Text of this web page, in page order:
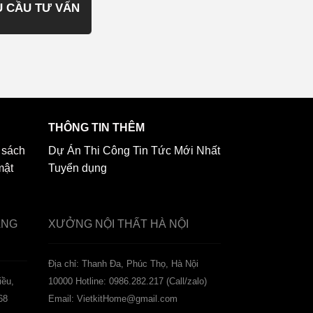
CẦU TƯ VẤN
THÔNG TIN THÊM
Dự Án Thi Công Tin Tức Mới Nhất
Tuyển dụng
XƯỞNG NỘI THẤT HÀ NỘI
️Địa chỉ: Thanh Đa, Phúc Thọ, Hà Nội
10000 Hotline: 0986.282.217 (Call/zalo)
Email: VietkitHome@gmail.com